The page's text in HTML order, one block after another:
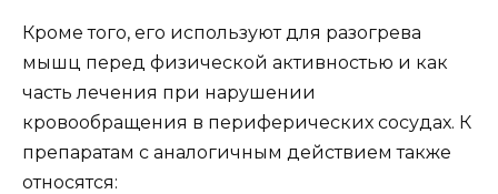
Кроме того, его используют для разогрева
мышц перед физической активностью и как
часть лечения при нарушении
кровообращения в периферических сосудах. К
препаратам с аналогичным действием также
относятся: